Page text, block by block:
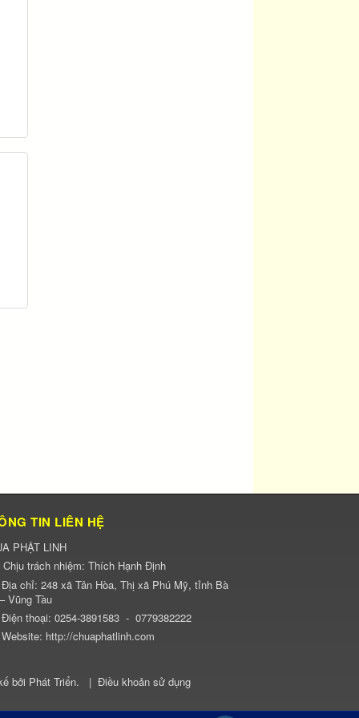
TIN LIÊN HỆ
PHẬT LINH
Chịu trách nhiệm: Thích Hạnh Định
Địa chỉ: 248 xã Tân Hòa, Thị xã Phú Mỹ, tỉnh Bà
Vũng Tàu
Điện thoại: 0254-3891583 - 0779382222
Website: http://chuaphatlinh.com
bởi Phát Triển. | Điều khoản sử dụng